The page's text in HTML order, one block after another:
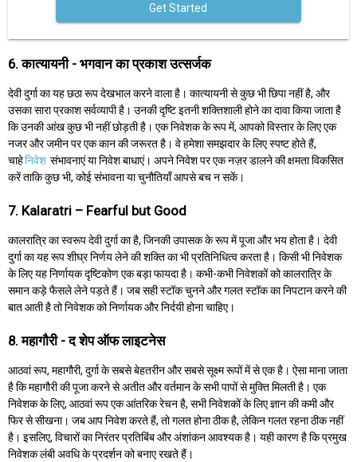
Get Started
6. कात्यायनी - भगवान का प्रकाश उत्सर्जक
देवी दुर्गा का यह छठा रूप देखभाल करने वाला है। कात्यायनी से कुछ भी छिपा नहीं है, और
उसका सारा प्रकाश सर्वव्यापी है। उनकी दृष्टि इतनी शक्तिशाली होने का दावा किया जाता है
कि उनकी आंख कुछ भी नहीं छोड़ती है। एक निवेशक के रूप में, आपको विस्तार के लिए एक
नजर और जमीन पर एक कान की जरूरत है। वे हमेशा समझदार के लिए स्पष्ट होते हैं,
चाहेनिवेश संभावनाएं या निवेश बाधाएं। अपने निवेश पर एक नज़र डालने की क्षमता विकसित
करें ताकि कुछ भी, कोई संभावना या चुनौतियाँ आपसे बच न सकें।
7. Kalaratri – Fearful but Good
कालरात्रि का स्वरूप देवी दुर्गा का है, जिनकी उपासक के रूप में पूजा और भय होता है। देवी
दुर्गा का यह रूप शीघ्र निर्णय लेने की शक्ति का भी प्रतिनिधित्व करता है। किसी भी निवेशक
के लिए यह निर्णायक दृष्टिकोण एक बड़ा फायदा है। कभी-कभी निवेशकों को कालरात्रि के
समान कड़े फैसले लेने पड़ते हैं। जब सही स्टॉक चुनने और गलत स्टॉक का निपटान करने की
बात आती है तो निवेशक को निर्णायक और निर्दयी होना चाहिए।
8. महागौरी - द शेप ऑफ लाइटनेस
आठवां रूप, महागौरी, दुर्गा के सबसे बेहतरीन और सबसे सूक्ष्म रूपों में से एक है। ऐसा माना जाता
है कि महागौरी की पूजा करने से अतीत और वर्तमान के सभी पापों से मुक्ति मिलती है। एक
निवेशक के लिए, आठवां रूप एक आंतरिक रेचन है, सभी निवेशकों के लिए ज्ञान की कमी और
फिर से सीखना। जब आप निवेश करते हैं, तो गलत होना ठीक है, लेकिन गलत रहना ठीक नहीं
है। इसलिए, विचारों का निरंतर प्रतिबिंब और अंशांकन आवश्यक है। यही कारण है कि प्रमुख
निवेशक लंबी अवधि के प्रदर्शन को बनाए रखते हैं।